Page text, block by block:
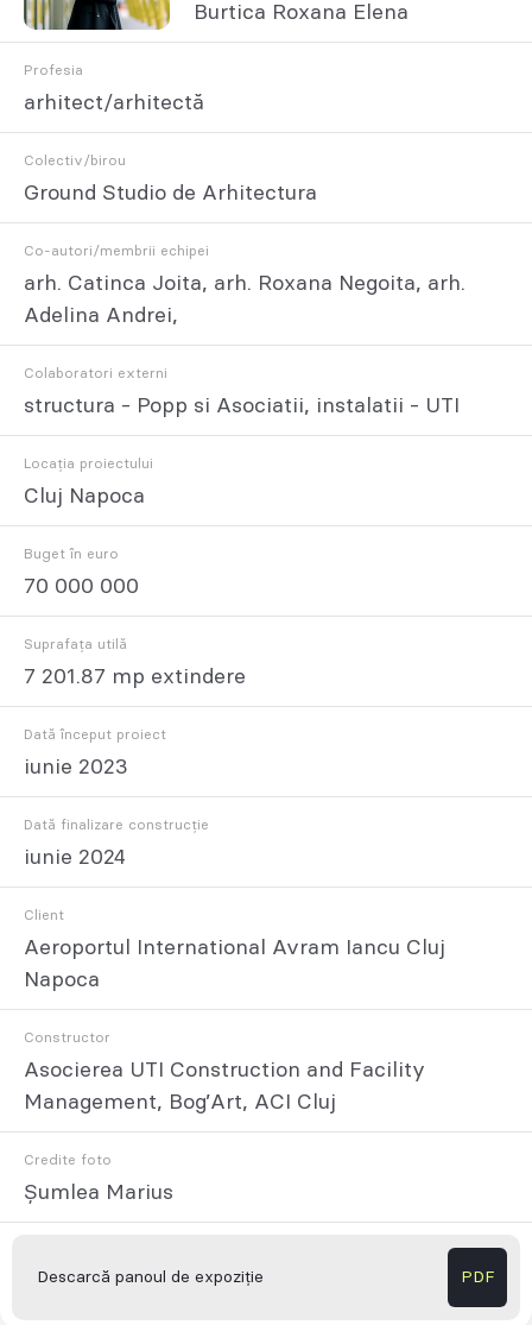
Burtica Roxana Elena
Profesia
arhitect/arhitectă
Colectiv/birou
Ground Studio de Arhitectura
Co-autori/membrii echipei
arh. Catinca Joita, arh. Roxana Negoita, arh.
Adelina Andrei,
Colaboratori externi
structura - Popp si Asociatii, instalatii - UTI
Locația proiectului
Cluj Napoca
Buget în euro
70 000 000
Suprafața utilă
7 201.87 mp extindere
Dată început proiect
iunie 2023
Dată finalizare construcție
iunie 2024
Client
Aeroportul International Avram Iancu Cluj
Napoca
Constructor
Asocierea UTI Construction and Facility
Management, Bog’Art, ACI Cluj
Credite foto
Șumlea Marius
Descarcă panoul de expoziție PDF